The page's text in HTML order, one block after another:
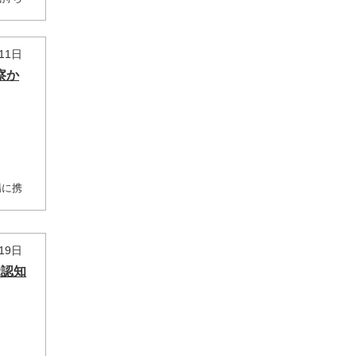
日
か
携
日
知